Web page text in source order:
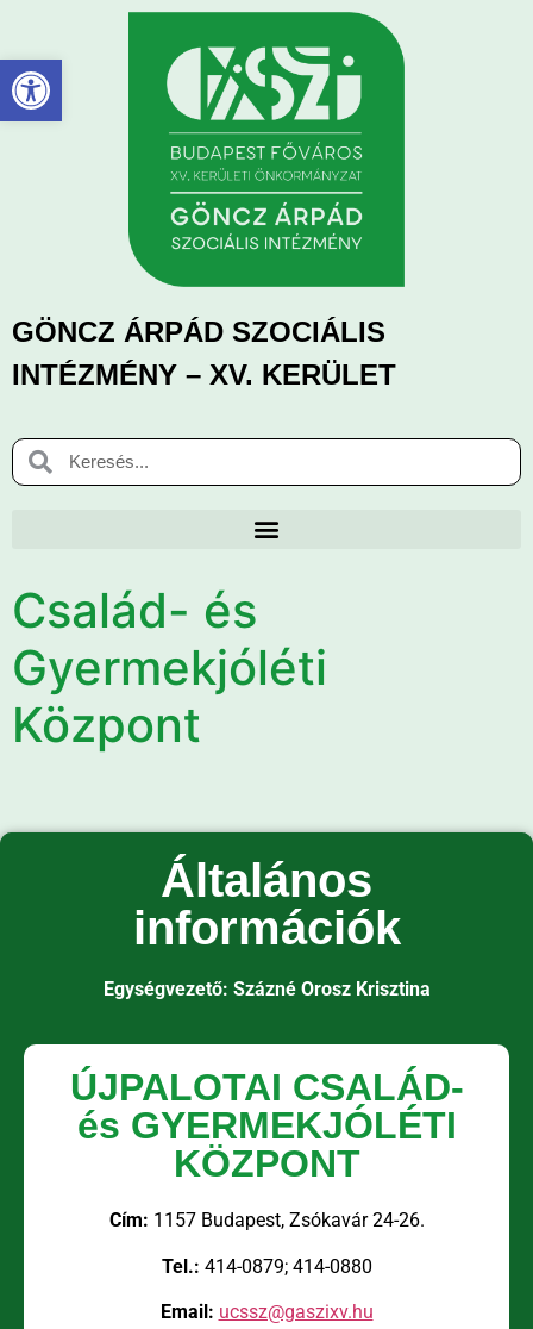
Eszköztár megnyitása
GÖNCZ ÁRPÁD SZOCIÁLIS
INTÉZMÉNY – XV. KERÜLET
Család- és
Gyermekjóléti
Központ
Általános
információk
Egységvezető: Százné Orosz Krisztina
ÚJPALOTAI CSALÁD-
és GYERMEKJÓLÉTI
KÖZPONT
Cím: 1157 Budapest, Zsókavár 24-26.
Tel.: 414-0879; 414-0880
Email: ucssz@gaszixv.hu